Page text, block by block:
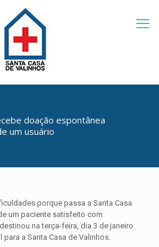
doação espontânea
um usuário
porque passa a Santa Casa
um paciente satisfeito com
na terça-feira, dia 3 de janeiro
para a Santa Casa de Valinhos.